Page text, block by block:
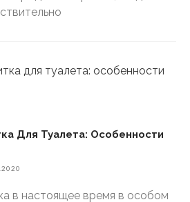
Для Туалета: Особенности
в настоящее время в особом